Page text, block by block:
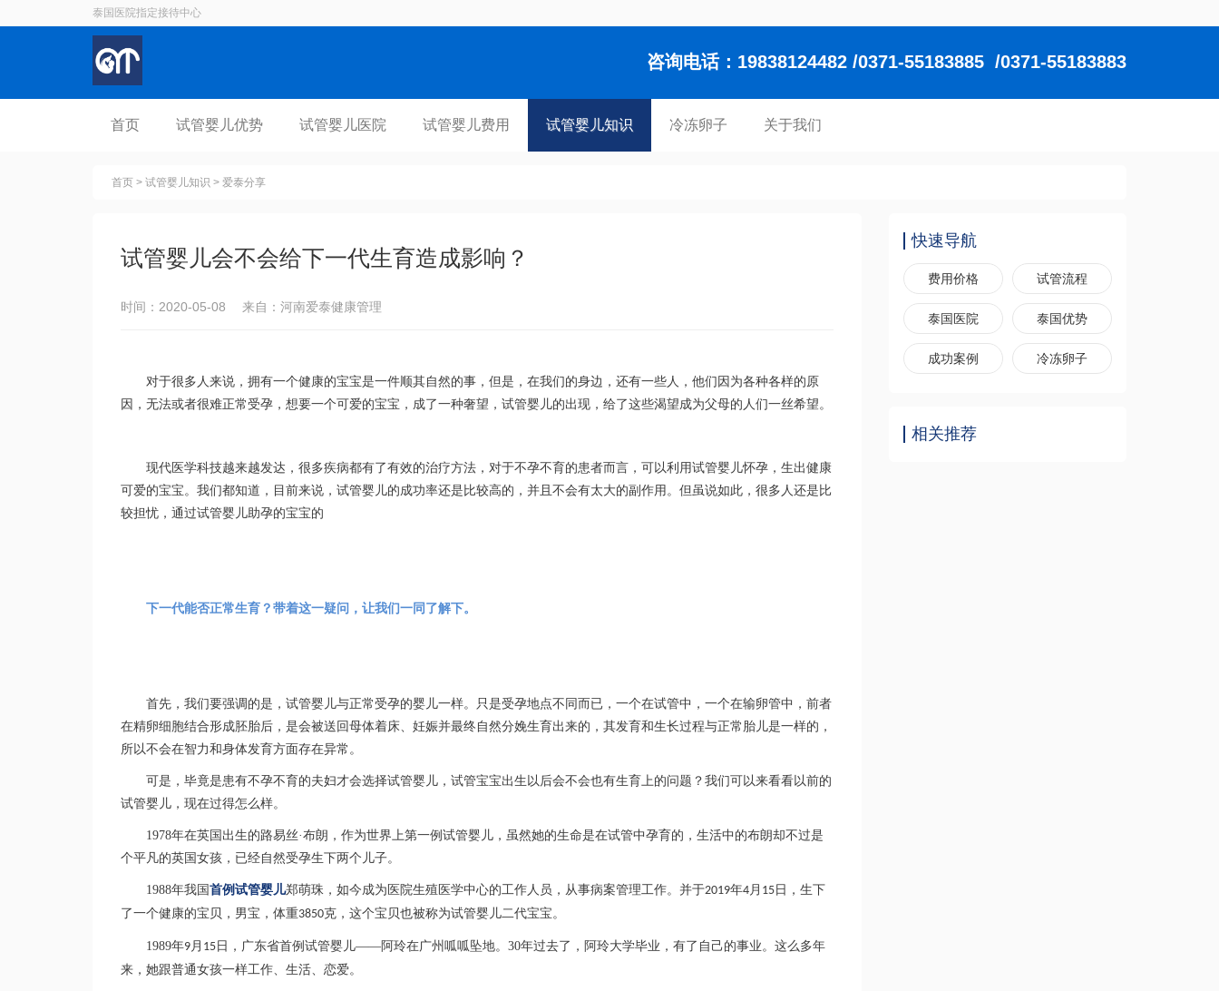
泰国医院指定接待中心
咨询电话：19838124482 /0371-55183885 /0371-55183883
首页 试管婴儿优势 试管婴儿医院 试管婴儿费用 试管婴儿知识 冷冻卵子 关于我们
首页 > 试管婴儿知识 > 爱泰分享
试管婴儿会不会给下一代生育造成影响？
时间：2020-05-08 来自：河南爱泰健康管理
对于很多人来说，拥有一个健康的宝宝是一件顺其自然的事，但是，在我们的身边，还有一些人，他们因为各种各样的原
因，无法或者很难正常受孕，想要一个可爱的宝宝，成了一种奢望，试管婴儿的出现，给了这些渴望成为父母的人们一丝希望。
现代医学科技越来越发达，很多疾病都有了有效的治疗方法，对于不孕不育的患者而言，可以利用试管婴儿怀孕，生出健康
可爱的宝宝。我们都知道，目前来说，试管婴儿的成功率还是比较高的，并且不会有太大的副作用。但虽说如此，很多人还是比
较担忧，通过试管婴儿助孕的宝宝的
下一代能否正常生育？带着这一疑问，让我们一同了解下。
首先，我们要强调的是，试管婴儿与正常受孕的婴儿一样。只是受孕地点不同而已，一个在试管中，一个在输卵管中，前者
在精卵细胞结合形成胚胎后，是会被送回母体着床、妊娠并最终自然分娩生育出来的，其发育和生长过程与正常胎儿是一样的，
所以不会在智力和身体发育方面存在异常。
可是，毕竟是患有不孕不育的夫妇才会选择试管婴儿，试管宝宝出生以后会不会也有生育上的问题？我们可以来看看以前的
试管婴儿，现在过得怎么样。
1978年在英国出生的路易丝·布朗，作为世界上第一例试管婴儿，虽然她的生命是在试管中孕育的，生活中的布朗却不过是
个平凡的英国女孩，已经自然受孕生下两个儿子。
1988年我国 首例试管婴儿郑萌珠，如今成为医院生殖医学中心的工作人员，从事病案管理工作。并于2019年4月 15 日，生下
了一个健康的宝贝，男宝，体重3850克，这个宝贝也被称为试管婴儿二代宝宝。
1989年9月 15 日，广东省首例试管婴儿——阿玲在广州呱呱坠地。 30年过去了，阿玲大学毕业，有了自己的事业。这么多年
来，她跟普通女孩一样工作、生活、恋爱。
快速导航
费用价格 试管流程
泰国医院 泰国优势
成功案例 冷冻卵子
相关推荐